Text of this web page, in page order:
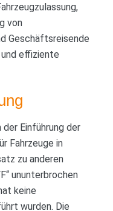
von
Geschäftsreisende
effiziente
der Einführung der
Fahrzeuge in
zu anderen
ununterbrochen
keine
wurden. Die